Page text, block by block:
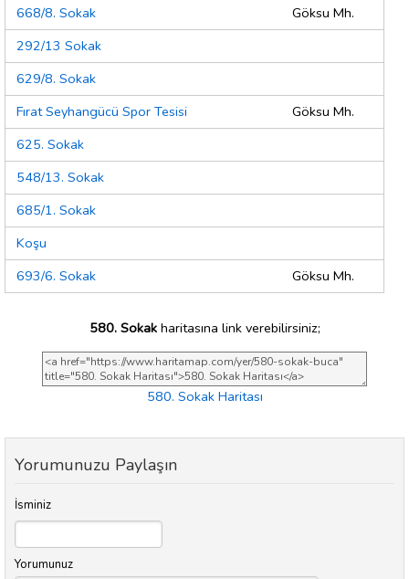
668/8. Sokak
Göksu Mh.
292/13 Sokak
629/8. Sokak
Fırat Seyhangücü Spor Tesisi
Göksu Mh.
625. Sokak
548/13. Sokak
685/1. Sokak
Koşu
693/6. Sokak
Göksu Mh.
580. Sokakharitasına link verebilirsiniz;
580. Sokak Haritası
Yorumunuzu Paylaşın
İsminiz
Yorumunuz